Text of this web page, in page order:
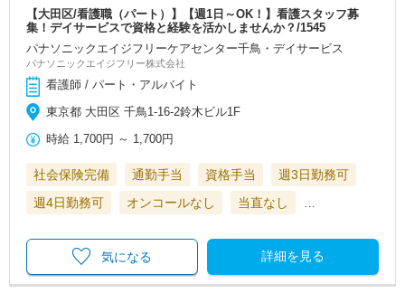
【大田区/看護職（パート）】【週1日～OK！】看護スタッフ募
集！デイサービスで資格と経験を活かしませんか？/1545
パナソニックエイジフリーケアセンター千鳥・デイサービス
パナソニックエイジフリー株式会社
看護師 / パート・アルバイト
東京都 大田区 千鳥1-16-2鈴木ビル1F
時給 1,700円 ～ 1,700円
社会保険完備 通勤手当 資格手当
週3日勤務可
週4日勤務可
オンコールなし 当直なし …
詳細を見る
気になる